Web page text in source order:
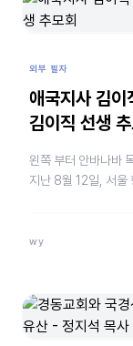
외부 필자
애국지사 김
김이직 선생 추
왼쪽 부터 안바나바
지난 8월 12일, 서울
wy